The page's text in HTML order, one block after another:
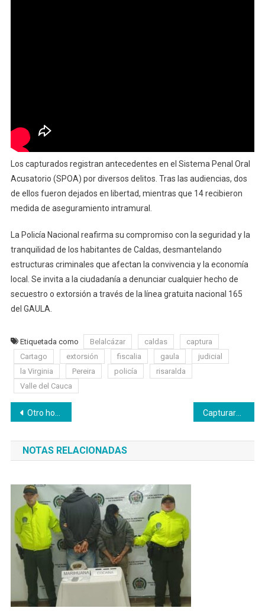
Los capturados registran antecedentes en el Sistema Penal Oral
Acusatorio (SPOA) por diversos delitos. Tras las audiencias, dos
de ellos fueron dejados en libertad, mientras que 14 recibieron
medida de aseguramiento intramural.
La Policía Nacional reafirma su compromiso con la seguridad y la
tranquilidad de los habitantes de Caldas, desmantelando
estructuras criminales que afectan la convivencia y la economía
local. Se invita a la ciudadanía a denunciar cualquier hecho de
secuestro o extorsión a través de la línea gratuita nacional 165
del GAULA.
Etiquetada como Belalcázar caldas
captura
Cartago
extorsión fiscalia gaula
judicial
la Virginia
Pereira policía
risaralda
Valle del Cauca
Navegación
de
entradas
Otro homicidio en Caldas. Balearon a un hombre Capturaron a “Villada”, reconocido actor criminal
NOTAS RELACIONADAS